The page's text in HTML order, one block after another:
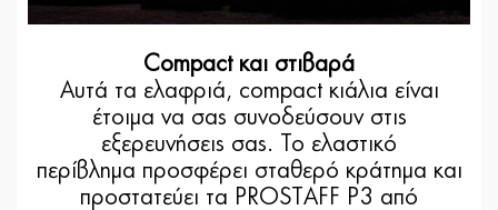
Compact και στιβαρά
Αυτά τα ελαφριά, compact κιάλια είναι
έτοιμα να σας συνοδεύσουν στις
εξερευνήσεις σας. Το ελαστικό
περίβλημα προσφέρει σταθερό κράτημα και
προστατεύει τα PROSTAFF P3 από